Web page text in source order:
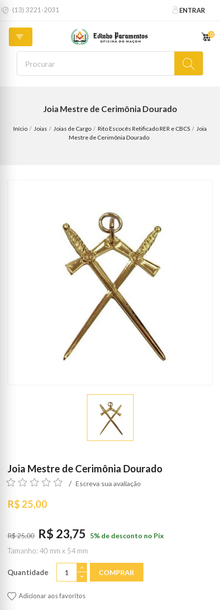
(13) 3221-2031 ENTRAR
 0
Joia Mestre de Cerimônia Dourado
Início Joias Joias de Cargo Rito Escocês Retificado RER e CBCS
Joia
Mestre de Cerimônia Dourado
Joia Mestre de Cerimônia Dourado
Escreva sua avaliação
R$ 25,00
R$ 25,00 R$ 23,75 5% de desconto no Pix
Tamanho: 40 mm x 54 mm
Quantidade COMPRAR
Adicionar aos favoritos